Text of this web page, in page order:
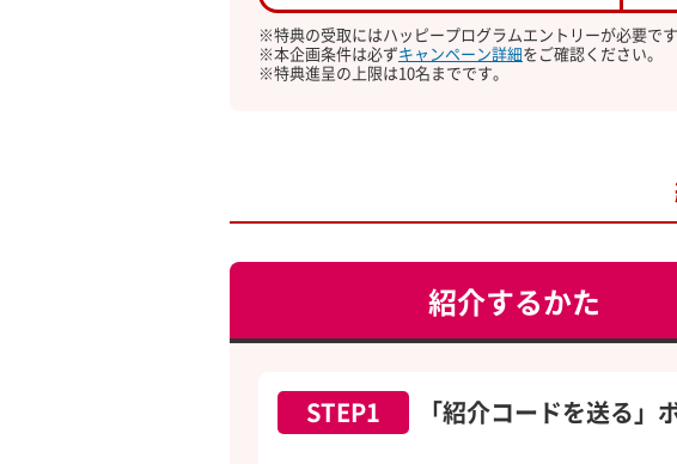
特典の受取にはハッピープログラムエントリーが必要です
本企画条件は必ずキャンペーン詳細をご確認ください。
特典進呈の上限は10名までです。
紹介するかた
STEP1 「紹介コードを送る」